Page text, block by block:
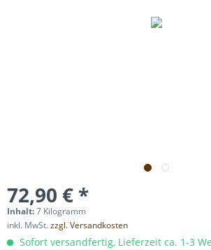
72,90 € *
Inhalt:7 Kilogramm
inkl. MwSt.zzgl. Versandkosten
Sofort versandfertig, Lieferzeit ca. 1-3